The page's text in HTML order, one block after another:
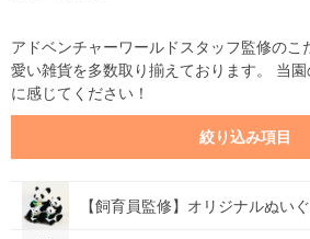
アドベンチャーワールドスタッフ監修のこ
愛い雑貨を多数取り揃えております。 当
に感じてください！
絞り込み項目
【飼育員監修】オリジナルぬい